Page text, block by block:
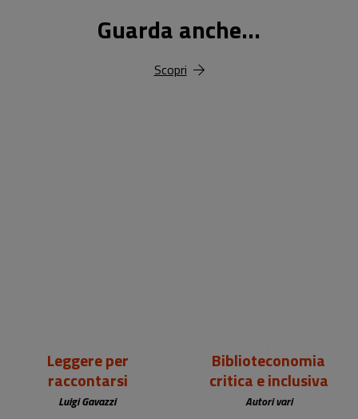
Guarda anche...
Scopri
Leggere per
raccontarsi
Luigi Gavazzi
Biblioteconomia
critica e inclusiva
Autori vari